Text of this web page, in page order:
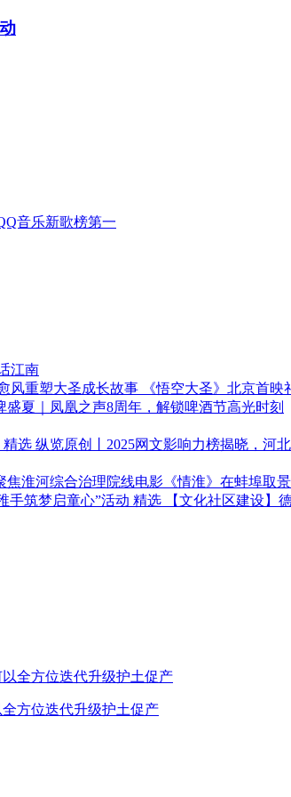
音乐新歌榜第一
江南
风重塑大圣成长故事 《悟空大圣》北京首映
盛夏｜凤凰之声8周年，解锁啤酒节高光时刻
精选 纵览原创丨2025网文影响力榜揭晓，河
焦淮河综合治理院线电影《情淮》在蚌埠取
精选
【文化社区建设】
方位迭代升级护土促产